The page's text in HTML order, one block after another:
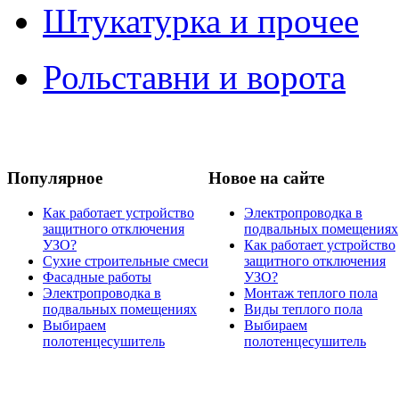
Штукатурка и прочее
Рольставни и ворота
Популярное
Как работает устройство
защитного отключения
УЗО?
Сухие строительные смеси
Фасадные работы
Электропроводка в
подвальных помещениях
Выбираем
полотенцесушитель
Новое на сайте
Электропроводка в
подвальных помещениях
Как работает устройство
защитного отключения
УЗО?
Монтаж теплого пола
Виды теплого пола
Выбираем
полотенцесушитель